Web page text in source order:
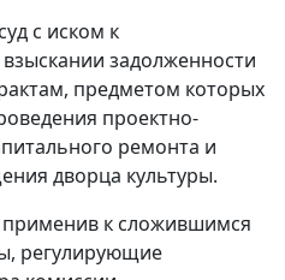
с иском к
задолженности
предметом которых
проектно-
ремонта и
дворца культуры.
применив к сложившимся
регулирующие